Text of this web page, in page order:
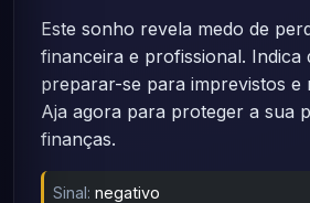
Este sonho revela medo de
financeira e profissional. Indica
preparar-se para imprevistos e
Aja agora para proteger a sua
finanças.
Sinal: negativo